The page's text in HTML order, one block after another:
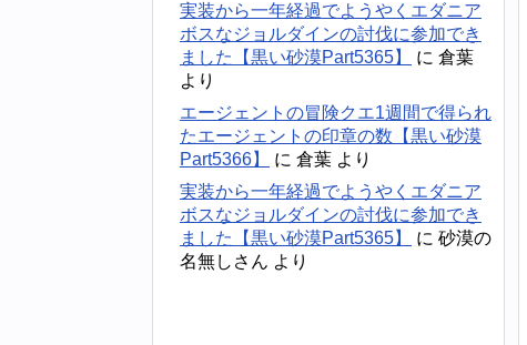
実装から一年経過でようやくエダニア
ボスなジョルダインの討伐に参加でき
ました【黒い砂漠Part5365】
に 倉葉
より
エージェントの冒険クエ1週間で得られ
たエージェントの印章の数【黒い砂漠
Part5366】
に 倉葉 より
実装から一年経過でようやくエダニア
ボスなジョルダインの討伐に参加でき
ました【黒い砂漠Part5365】
に 砂漠の
名無しさん より